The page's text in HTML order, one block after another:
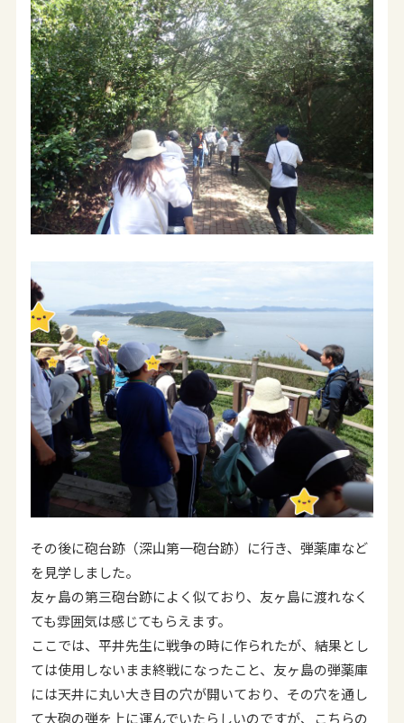
その後に砲台跡（深山第一砲台跡）に行き、弾薬庫など
を見学しました。
友ヶ島の第三砲台跡によく似ており、友ヶ島に渡れなく
ても雰囲気は感じてもらえます。
ここでは、平井先生に戦争の時に作られたが、結果とし
ては使用しないまま終戦になったこと、友ヶ島の弾薬庫
には天井に丸い大き目の穴が開いており、その穴を通し
て大砲の弾を上に運んでいたらしいのですが、こちらの